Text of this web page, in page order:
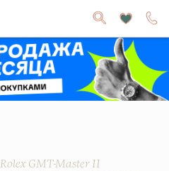
Rolex GMT-Master II